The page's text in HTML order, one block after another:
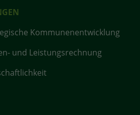
Kommunenentwicklung
und Leistungsrechnung